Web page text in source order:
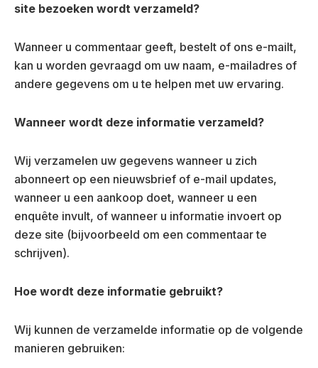
site bezoeken wordt verzameld?
Wanneer u commentaar geeft, bestelt of ons e-mailt,
kan u worden gevraagd om uw naam, e-mailadres of
andere gegevens om u te helpen met uw ervaring.
Wanneer wordt deze informatie verzameld?
Wij verzamelen uw gegevens wanneer u zich
abonneert op een nieuwsbrief of e-mail updates,
wanneer u een aankoop doet, wanneer u een
enquête invult, of wanneer u informatie invoert op
deze site (bijvoorbeeld om een commentaar te
schrijven).
Hoe wordt deze informatie gebruikt?
Wij kunnen de verzamelde informatie op de volgende
manieren gebruiken: